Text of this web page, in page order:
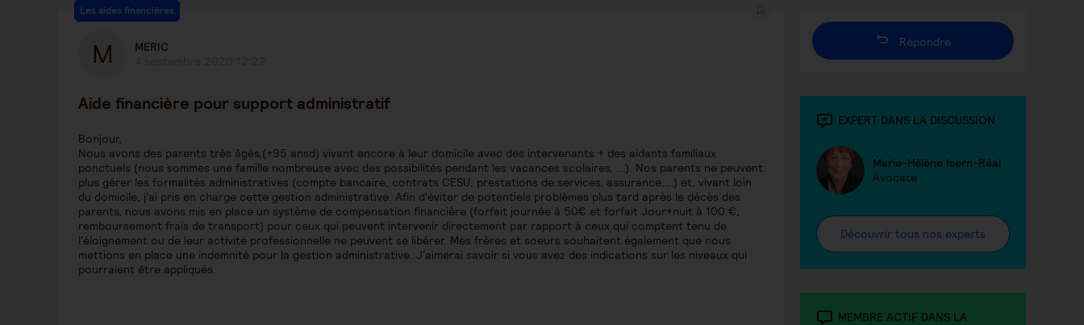
Les aides financières
MERIC
Aide financière pour support administratif
Bonjour,
Nous avons des parents très âgés,(+95 ansd) vivant encore à leur domicile avec des intervenants + des aidants familiaux
ponctuels (nous sommes une famille nombreuse avec des possibilités pendant les vacances scolaires, ...). Nos parents ne peuvent
plus gérer les formalités administratives (compte bancaire, contrats CESU, prestations de services, assurance,...) et, vivant loin
du domicile, j'ai pris en charge cette gestion administrative. Afin d'éviter de potentiels problèmes plus tard après le décès des
parents, nous avons mis en place un système de compensation financière (forfait journée à 50€ et forfait Jour+nuit à 100 €,
remboursement frais de transport) pour ceux qui peuvent intervenir directement par rapport à ceux qui comptent tenu de
l'éloignement ou de leur activité professionnelle ne peuvent se libérer. Mes frères et soeurs souhaitent également que nous
mettions en place une indemnité pour la gestion administrative. J'aimerai savoir si vous avez des indications sur les niveaux qui
pourraient être appliqués.
Répondre
EXPERT DANS LA DISCUSSION
Marie-Hélène Isern-Réal
Avocate
Découvrir tous nos experts
MEMBRE ACTIF DANS LA